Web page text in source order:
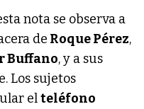
nota se observa a
de Roque Pérez,
Buffano, y a sus
Los sujetos
elteléfono